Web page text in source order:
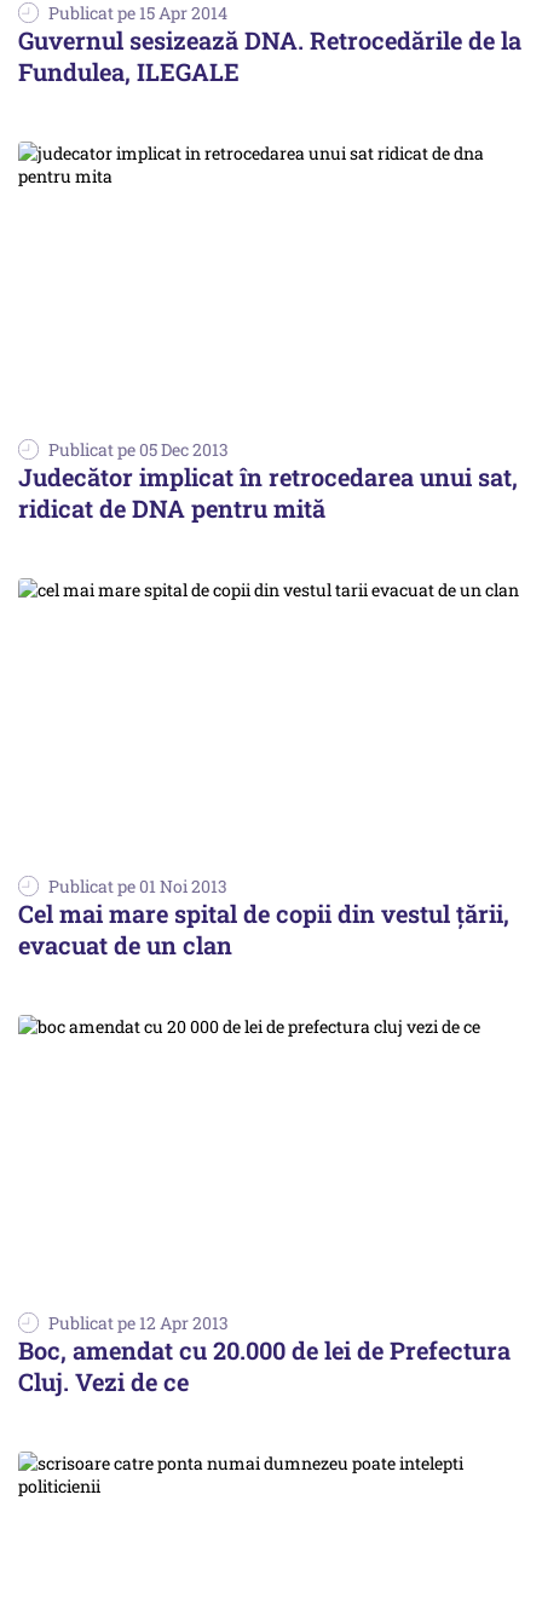
Publicat pe 15 Apr 2014
Guvernul sesizează DNA. Retrocedările de la
Fundulea, ILEGALE
Publicat pe 05 Dec 2013
Judecător implicat în retrocedarea unui sat,
ridicat de DNA pentru mită
Publicat pe 01 Noi 2013
Cel mai mare spital de copii din vestul țării,
evacuat de un clan
Publicat pe 12 Apr 2013
Boc, amendat cu 20.000 de lei de Prefectura
Cluj. Vezi de ce